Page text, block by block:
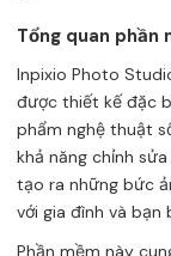
Tổng quan phần
Inpixio Photo
được thiết kế đặc
phẩm nghệ thuật
khả năng chỉnh
tạo ra những bức
với gia đình và bạn
Phần mềm này